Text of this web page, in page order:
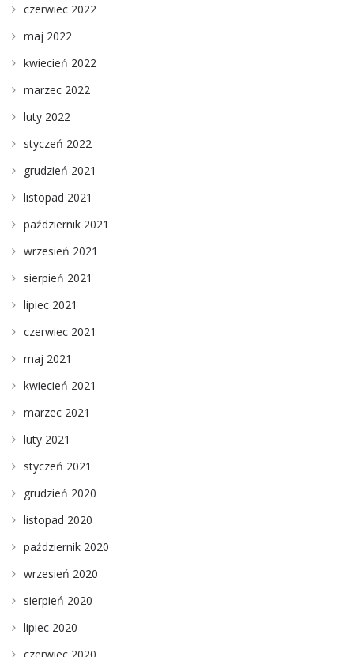
czerwiec 2022
maj 2022
kwiecień 2022
marzec 2022
luty 2022
styczeń 2022
grudzień 2021
listopad 2021
październik 2021
wrzesień 2021
sierpień 2021
lipiec 2021
czerwiec 2021
maj 2021
kwiecień 2021
marzec 2021
luty 2021
styczeń 2021
grudzień 2020
listopad 2020
październik 2020
wrzesień 2020
sierpień 2020
lipiec 2020